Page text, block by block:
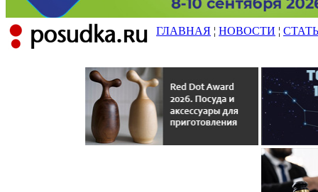
ГЛАВНАЯ ¦ НОВОСТИ ¦